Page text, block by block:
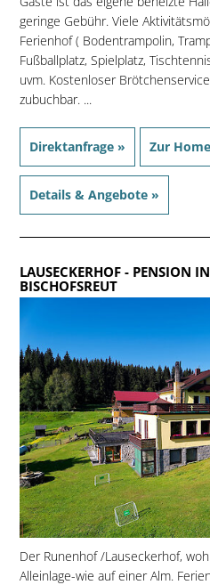
geringe Gebühr. Viele
Ferienhof ( Bodentrampolin,
Fußballplatz, Spielplatz,
uvm. Kostenloser
zubuchbar. ...
Direktanfrage » Zur
Details & Angebote »
LAUSECKERHOF- PENSION
BISCHOFSREUT
Der Runenhof /Lauseckerhof,
Alleinlage-wie auf einer Alm.